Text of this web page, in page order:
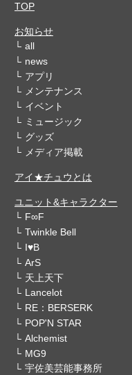
TOP
お知らせ
all
news
アプリ
メンテナンス
イベント
ミュージック
グッズ
メディア掲載
アイ★チュウとは
ユニット&キャラクター
F∞F
Twinkle Bell
I♥B
ArS
天上天下
Lancelot
RE：BERSERK
POP'N STAR
Alchemist
MG9
宇佐美芸能事務所